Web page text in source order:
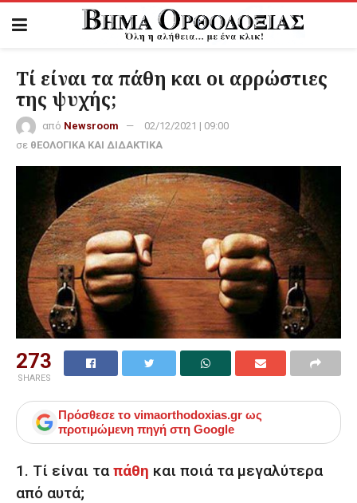
Τί είναι τα πάθη και οι αρρώστιες
της ψυχής;
από Newsroom
02/12/2021 | 09:00
σε θΕΟΛΟΓΙΚΑ ΚΑΙ ΔΙΔΑΚΤΙΚΑ
273
SHARES
Πρόσθεσε το vimaorthodoxias.gr ως
προτιμώμενη πηγή στη Google
1. Τί είναι ταπάθη και ποιά τα μεγαλύτερα
από αυτά;